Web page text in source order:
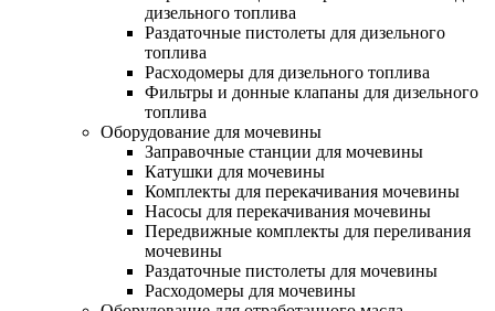
дизельного топлива
Раздаточные пистолеты для дизельного
топлива
Расходомеры для дизельного топлива
Фильтры и донные клапаны для дизельного
топлива
Оборудование для мочевины
Заправочные станции для мочевины
Катушки для мочевины
Комплекты для перекачивания мочевины
Насосы для перекачивания мочевины
Передвижные комплекты для переливания
мочевины
Раздаточные пистолеты для мочевины
Расходомеры для мочевины